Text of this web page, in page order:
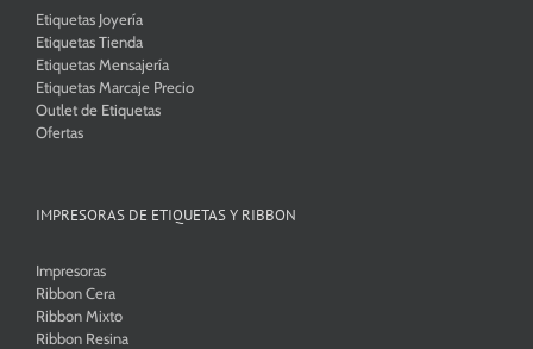
Etiquetas Joyería
Etiquetas Tienda
Etiquetas Mensajería
Etiquetas Marcaje Precio
Outlet de Etiquetas
Ofertas
IMPRESORAS DE ETIQUETAS Y RIBBON
Impresoras
Ribbon Cera
Ribbon Mixto
Ribbon Resina